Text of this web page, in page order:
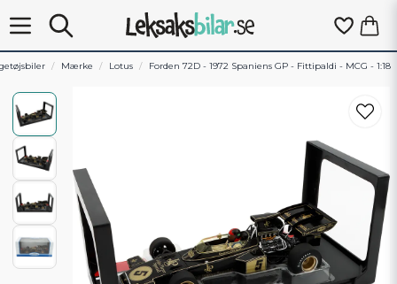
Mærke Lotus Forden 72D - 1972 Spaniens GP - Fittipaldi - MCG - 1:18